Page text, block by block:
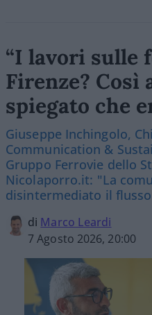
“I lavori sulle
Firenze? Così
spiegato che
Giuseppe Inchingolo,
Communication &
Gruppo Ferrovie dello
Nicolaporro.it: "La
disintermediato il
di Marco Leardi
7 Agosto 2026, 20:00